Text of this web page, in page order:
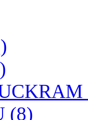
(8)